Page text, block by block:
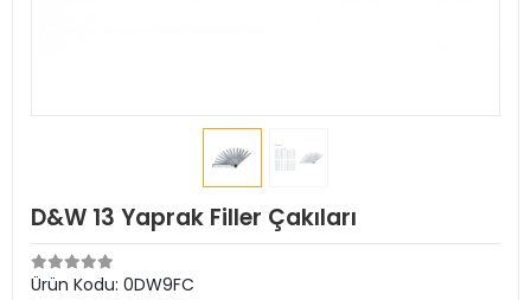
D&W 13 Yaprak Filler Çakıları
Ürün Kodu: 0DW9FC